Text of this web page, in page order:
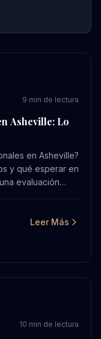
Lo Que
9 min de lectura
Asheville: Lo
en Asheville?
y qué esperar en
evaluación
Leer Más
en
10 min de lectura